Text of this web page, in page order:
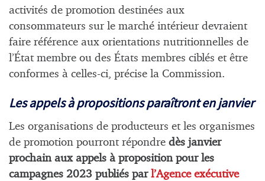
activités de promotion destinées aux
consommateurs sur le marché intérieur devraient
faire référence aux orientations nutritionnelles de
l’État membre ou des États membres ciblés et être
conformes à celles-ci, précise la Commission.
Les appels à propositions paraîtront en janvier
Les organisations de producteurs et les organismes
de promotion pourront répondre dès janvier
prochain aux appels à proposition pour les
campagnes 2023 publiés par l’Agence exécutive